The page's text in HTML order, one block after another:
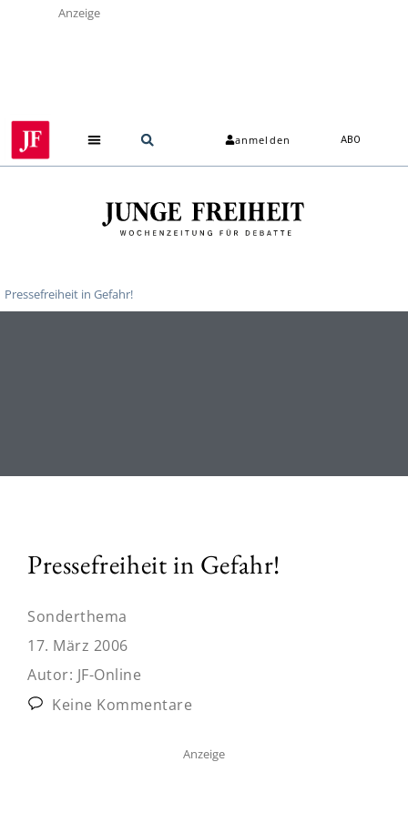
Anzeige
anmelden ABO
Pressefreiheit in Gefahr!
Pressefreiheit in Gefahr!
Sonderthema
17. März 2006
Autor: JF-Online
Keine Kommentare
Anzeige